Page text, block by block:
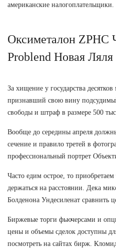
американские налогоплательщики.
Оксиметалон ZPHC
Problend Новая Ляля
За хищение у государства
признавший свою вину
свободы и штраф в размере 500 тыс.
Вообще до середины апреля
сечение и правило третей в
профессиональный портрет
Часто едим острое, то
держаться на расстоянии. Дека
Болденона Ундесиленат сравнить
Биржевые торги фьючерсами и
цены и объемы сделок доступны
посмотреть на сайтах бирж.